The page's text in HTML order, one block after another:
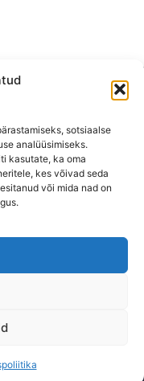
sotsiaalse
analüüsimiseks.
kasutate, ka oma
kes võivad seda
või mida nad on
KONTAKT